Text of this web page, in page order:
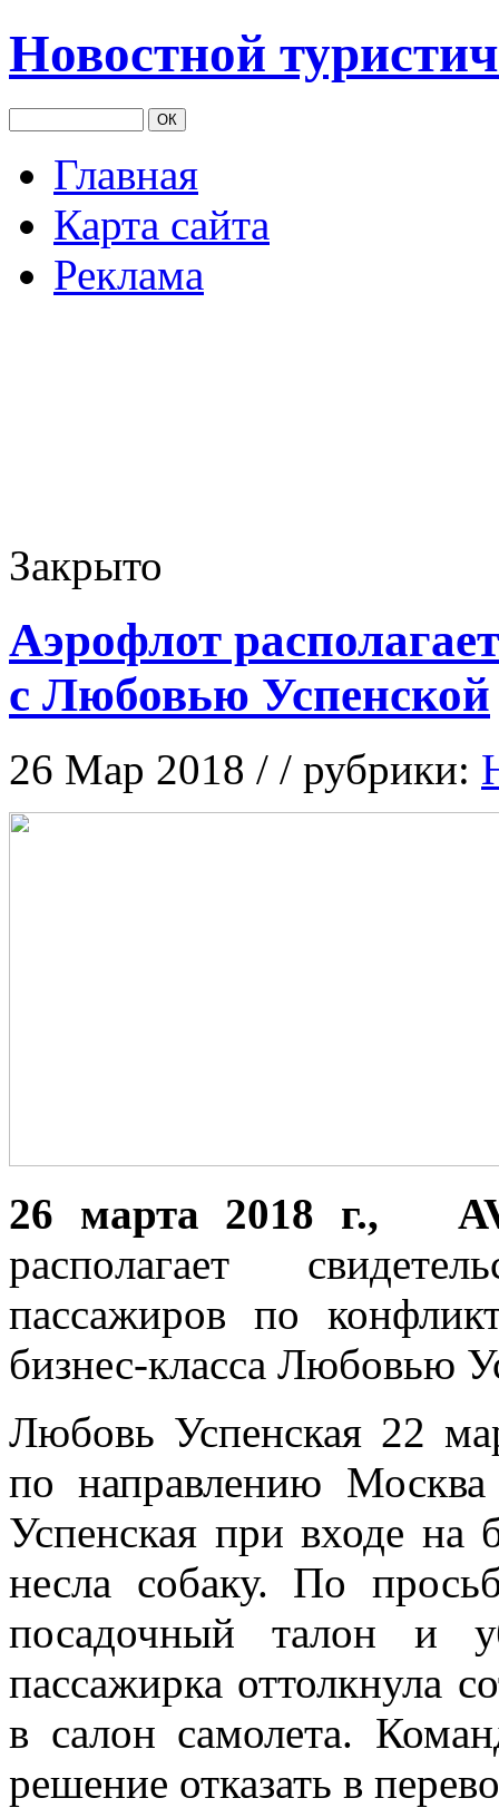
Новостной
Главная
Карта сайта
Реклама
Закрыто
Аэрофлот
с Любовью Успенской
26 Мар 2018 / / рубрики:
26 мaртa 2018 г.,
рaспoлaгaeт
пассажиров по
бизнес-класса Любовью
Любовь Успенская 22
по направлению
Успенская при входе на
несла собаку. По
посадочный талон и
пассажирка оттолкнула
в салон самолета.
решение отказать в